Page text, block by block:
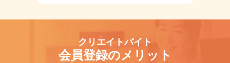
クリエイトバイト
会員登録のメリット